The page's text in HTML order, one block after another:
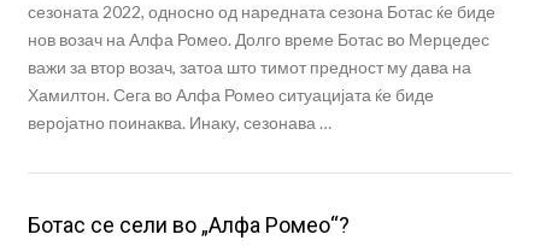
сезоната 2022, односно од наредната сезона Ботас ќе биде
нов возач на Алфа Ромео. Долго време Ботас во Мерцедес
важи за втор возач, затоа што тимот предност му дава на
Хамилтон. Сега во Алфа Ромео ситуацијата ќе биде
веројатно поинаква. Инаку, сезонава …
Ботас се сели во „Алфа Ромео“?